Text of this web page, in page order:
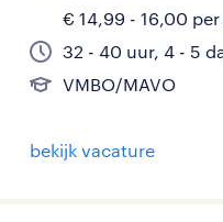
€ 14,99 - 16,00
32 - 40 uur, 4 - 5
VMBO/MAVO
bekijk vacature